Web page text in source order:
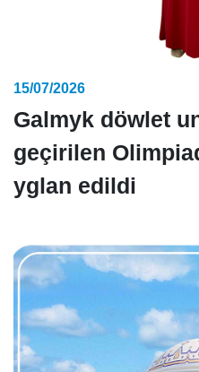
15/07/2026
Galmyk döwlet
geçirilen
yglan edildi